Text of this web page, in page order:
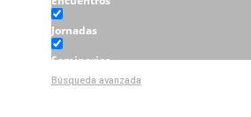
Jornadas
Seminarios
Talleres
Búsqueda avanzada